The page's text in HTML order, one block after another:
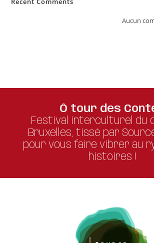
Aucun
Ô tour des
Festival interculturel du
Bruxelles, tissé par
pour vous faire vibrer au
histoires !